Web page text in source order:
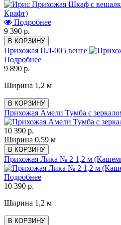
Подробнее
9 390 р.
В КОРЗИНУ
Прихожая ПЛ-005 венге
Подробнее
9 890 р.
Ширина 1,2 м
В КОРЗИНУ
Прихожая Амели Тумба с
10 390 р.
Ширина 0,59 м
В КОРЗИНУ
Прихожая Лика № 2 1,2 м
Подробнее
10 390 р.
Ширина 1,2 м
В КОРЗИНУ